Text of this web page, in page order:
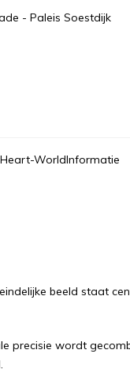
- Paleis Soestdijk
Heart-WorldInformatie
beeld staat
wordt